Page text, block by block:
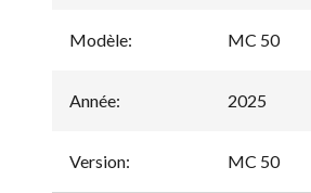
Modèle: MC 50
Année: 2025
Version: MC 50